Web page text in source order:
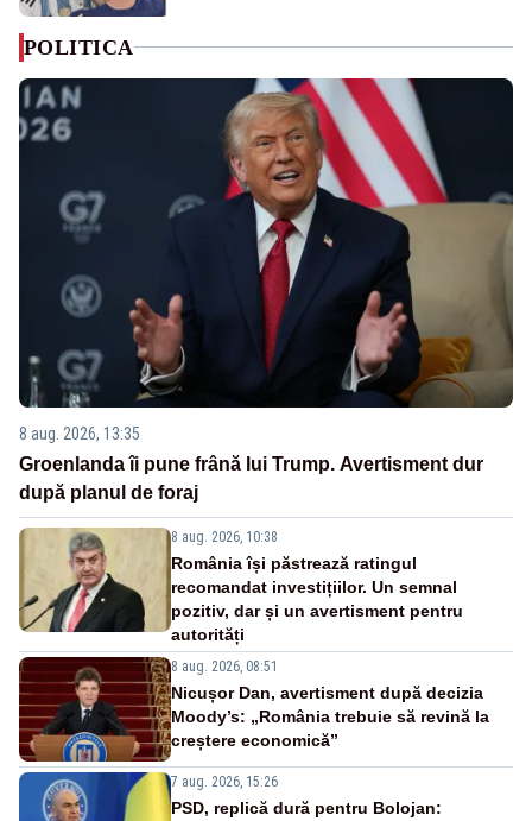
POLITICA
8 aug. 2026, 13:35
Groenlanda îi pune frână lui Trump. Avertisment dur
după planul de foraj
8 aug. 2026, 10:38
România își păstrează ratingul
recomandat investițiilor. Un semnal
pozitiv, dar și un avertisment pentru
autorități
8 aug. 2026, 08:51
Nicușor Dan, avertisment după decizia
Moody’s: „România trebuie să revină la
creștere economică”
7 aug. 2026, 15:26
PSD, replică dură pentru Bolojan: